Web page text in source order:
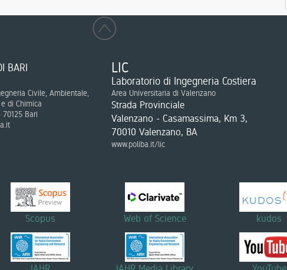
BARI
Civile, Ambientale,
di Chimica
Bari
LIC
Laboratorio di Ingegneria Costiera
Area Universitaria di Valenzano
Strada Provinciale
Valenzano - Casamassima, Km 3,
70010 Valenzano, BA
www.poliba.it/lic
Scopus Web of Science kudos